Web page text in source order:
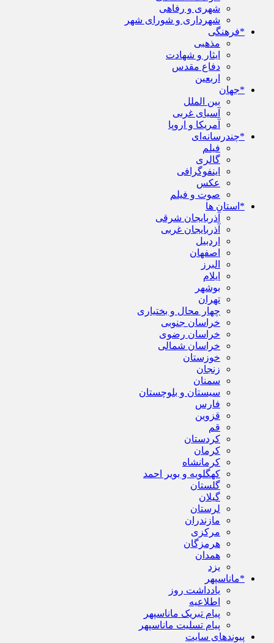
شهری و رفاهی
شهرداری و شورای شهر
*فرهنگی
مذهبی
ایثار و شهادت
دفاع مقدس
اربعین
*جهان
بین الملل
آسیای غربی
آمریکا و اروپا
*چندرسانه‌ای
فیلم
گالری
اینفوگرافی
عکس
صوت و فیلم
*استان ها
آذربایجان شرقی
آذربایجان غربی
اردبیل
اصفهان
البرز
ایلام
بوشهر
تهران
چهار محال و بختیاری
خراسان جنوبی
خراسان رضوی
خراسان شمالی
خوزستان
زنجان
سمنان
سیستان و بلوچستان
فارس
قزوین
قم
کردستان
کرمان
کرمانشاه
کهگلویه و بویر احمد
گلستان
گیلان
لرستان
مازندران
مرکزی
هرمزگان
همدان
یزد
*ماناسپهر
یادداشت روز
اطلاعیه
پیام تبریک ماناسپهر
پیام تسلیت ماناسپهر
پیوندهای سایت